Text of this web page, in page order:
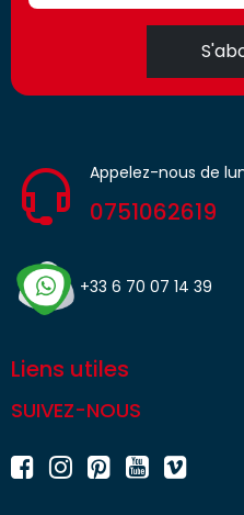
Appelez-nous de
0751062619
+33 6 70 07 14 39
Liens utiles
SUIVEZ-NOUS